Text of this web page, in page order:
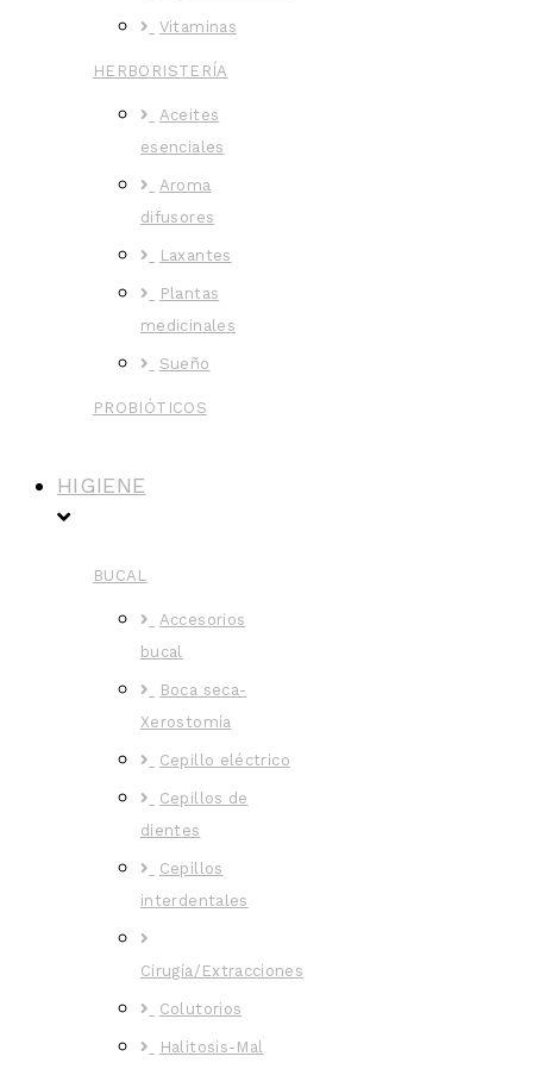
Vitaminas
HERBORISTERÍA
Aceites
esenciales
Aroma
difusores
Laxantes
Plantas
medicinales
Sueño
PROBIÓTICOS
HIGIENE
BUCAL
Accesorios
bucal
Boca seca-
Xerostomía
Cepillo eléctrico
Cepillos de
dientes
Cepillos
interdentales
Cirugía/Extracciones
Colutorios
Halitosis-Mal